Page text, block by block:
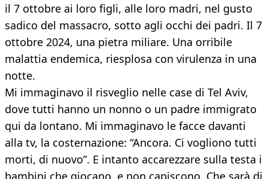
il 7 ottobre ai loro figli, alle loro madri, nel gusto
sadico del massacro, sotto agli occhi dei padri. Il 7
ottobre 2024, una pietra miliare. Una orribile
malattia endemica, riesplosa con virulenza in una
notte.
Mi immaginavo il risveglio nelle case di Tel Aviv,
dove tutti hanno un nonno o un padre immigrato
qui da lontano. Mi immaginavo le facce davanti
alla tv, la costernazione: “Ancora. Ci vogliono tutti
morti, di nuovo”. E intanto accarezzare sulla testa i
bambini che giocano, e non capiscono. Che sarà di